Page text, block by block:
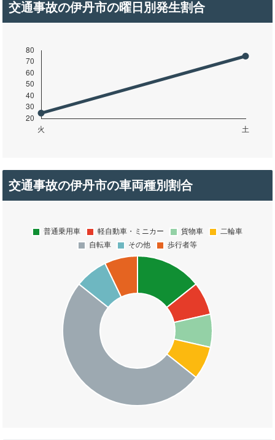
交通事故の伊丹市の曜日別発生割合
交通事故の伊丹市の車両種別割合